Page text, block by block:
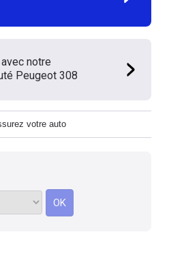
notre
Peugeot 308
votre auto
OK